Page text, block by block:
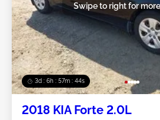
3d : 6h : 57m : 41s
Swipe to right for
2018 KIA Forte 2.0L